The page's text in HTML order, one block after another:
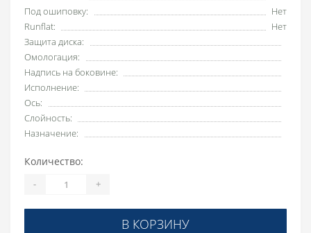
Под ошиповку:
Нет
Runflat:
Нет
Защита диска:
Омологация:
Надпись на боковине:
Исполнение:
Ось:
Слойность:
Назначение:
Количество:
- +
В КОРЗИНУ